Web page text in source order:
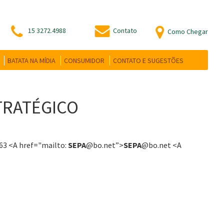
15 3272.4988 Contato Como Chegar
BATATA NA MÍDIA CONSUMIDOR CONTATO E SUGESTÕES
<A href="mailto: SEPA@bo.net”>SEPA@bo.net <A